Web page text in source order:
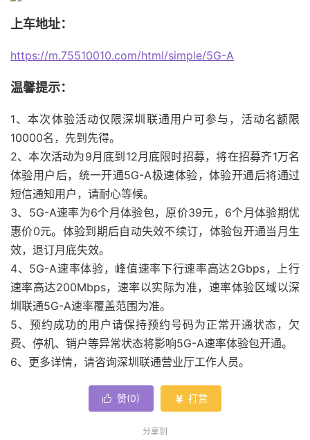
上车地址：
https://m.75510010.com/html/simple/5G-A
温馨提示：
1、本次体验活动仅限深圳联通用户可参与，活动名额限
10000名，先到先得。
2、本次活动为9月底到12月底限时招募，将在招募齐1万名
体验用户后，统一开通5G-A极速体验，体验开通后将通过
短信通知用户，请耐心等候。
3、5G-A速率为6个月体验包，原价39元，6个月体验期优
惠价0元。体验到期后自动失效不续订，体验包开通当月生
效，退订月底失效。
4、5G-A速率体验，峰值速率下行速率高达2Gbps，上行
速率高达200Mbps，速率以实际为准，速率体验区域以深
圳联通5G-A速率覆盖范围为准。
5、预约成功的用户请保持预约号码为正常开通状态，欠
费、停机、销户等异常状态将影响5G-A速率体验包开通。
6、更多详情，请咨询深圳联通营业厅工作人员。
 赞(0)  打赏
分享到